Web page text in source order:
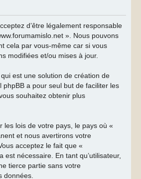
d’être légalement responsable
». Nous pouvons
cela par vous-même car si vous
modifiées et/ou mises à jour.
est une solution de création de
phpBB a pour seul but de faciliter les
souhaitez obtenir plus
lois de votre pays, le pays où «
et nous avertirons votre
acceptez le fait que «
nécessaire. En tant qu’utilisateur,
tierce partie sans votre
données.